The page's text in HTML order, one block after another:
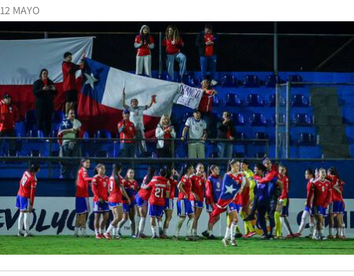
12 MAYO